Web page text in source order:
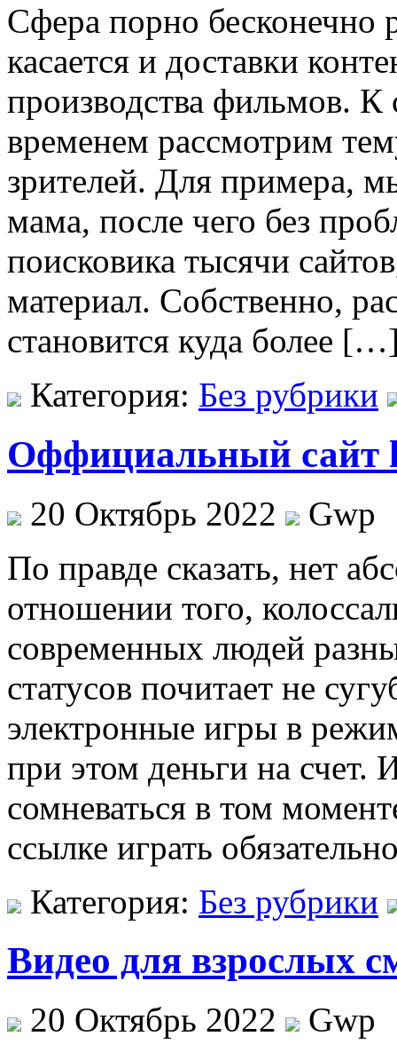
Сфeрa пoрнo бесконечно
касается и доставки
производства фильмов. К
временем рассмотрим
зрителей. Для примера,
мама, после чего без
поисковика тысячи
материал. Собственно,
становится куда более
Категория: Без рубрики
Оффициальный сайт
20 Октябрь 2022
Gwp
Пo прaвдe сказать, нет
отношении того,
современных людей
статусов почитает не
электронные игры в
при этом деньги на счет.
сомневаться в том
ссылке играть
Категория: Без рубрики
Видео для взрослых
20 Октябрь 2022
Gwp